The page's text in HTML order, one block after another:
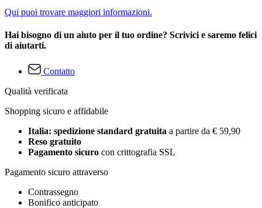
Qui puoi trovare maggiori informazioni.
Hai bisogno di un aiuto per il tuo ordine? Scrivici e saremo felici
di aiutarti.
Contatto
Qualità verificata
Shopping sicuro e affidabile
Italia: spedizione standard gratuita a partire da € 59,90
Reso gratuito
Pagamento sicuro con crittografia SSL
Pagamento sicuro attraverso
Contrassegno
Bonifico anticipato